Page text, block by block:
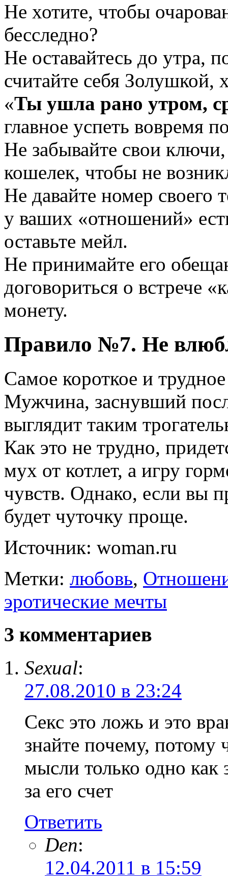
Не хотите, чтобы
бесследно?
Не оставайтесь до утра,
считайте себя Золушкой,
«Ты ушла рано утром,
главное успеть вовремя
Не забывайте свои
кошелек, чтобы не
Не давайте номер своего
у ваших «отношений»
оставьте мейл.
Не принимайте его
договориться о встрече
монету.
Правило №7. Не
Самое короткое и
Мужчина, заснувший
выглядит таким
Как это не трудно,
мух от котлет, а игру
чувств. Однако, если вы
будет чуточку проще.
Источник: woman.ru
Метки: любовь,
эротические мечты
3 комментариев
Sexual:
27.08.2010 в 23:24
Секс это ложь и это
знайте почему, потому
мысли только одно как
за его счет
Ответить
Den:
12.04.2011 в 15:59